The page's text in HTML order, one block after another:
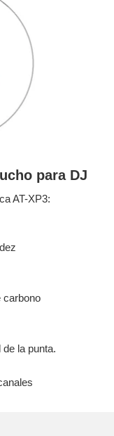
para DJ
AT-XP3:
carbono
la punta.